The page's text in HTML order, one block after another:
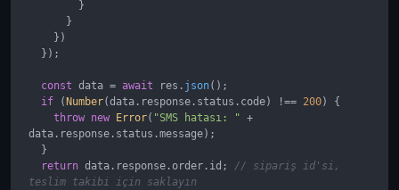
const data = await res. json();
if (Number(data. response . status . code) !== 200) {
throw new Error( "SMS hatası: " +
data. response . status .message);
return data. response .order . id ; // sipariş id'si,
teslim takibi için saklayın